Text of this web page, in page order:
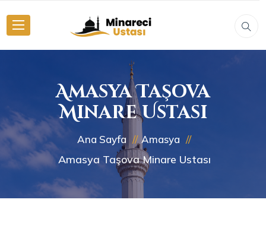
Amasya Taşova
Minare Ustası
Ana Sayfa Amasya
Amasya Taşova Minare Ustası